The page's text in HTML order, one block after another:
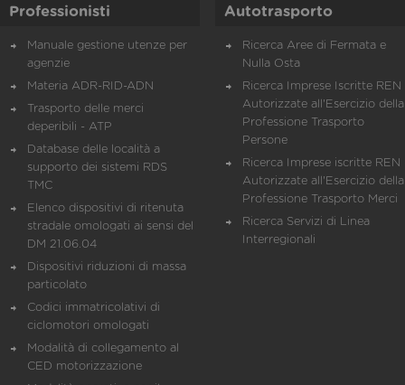
Professionisti
Manuale gestione utenze per
agenzie
Materia ADR-RID-ADN
Trasporto delle merci
deperibili - ATP
Database delle località a
supporto dei sistemi RDS
TMC
Elenco dispositivi di ritenuta
stradale omologati ai sensi del
DM 21.06.04
Dispositivi riduzioni di massa
particolato
Codici immatricolativi di
ciclomotori omologati
Modalità di collegamento al
CED motorizzazione
Autotrasporto
Ricerca Aree di Fermata e
Nulla Osta
Ricerca Imprese Iscritte REN
Autorizzate all'Esercizio della
Professione Trasporto
Persone
Ricerca Imprese iscritte REN
Autorizzate all'Esercizio della
Professione Trasporto Merci
Ricerca Servizi di Linea
Interregionali